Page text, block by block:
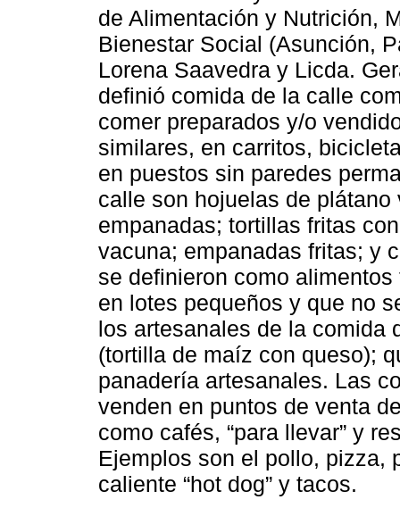
de Alimentación y Nutrición,
Bienestar Social (Asunción,
Lorena Saavedra y Licda.
definió comida de la calle
comer preparados y/o
similares, en carritos,
en puestos sin paredes
calle son hojuelas de
empanadas; tortillas fritas
vacuna; empanadas fritas; y
se definieron como
en lotes pequeños y que no
los artesanales de la comida
(tortilla de maíz con queso);
panadería artesanales. Las
venden en puntos de venta
como cafés, “para llevar” y
Ejemplos son el pollo, pizza,
caliente “hot dog” y tacos.